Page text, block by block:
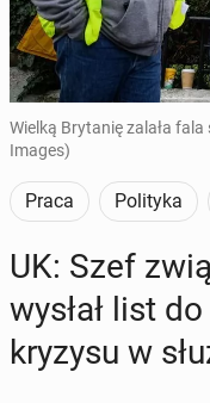
Wielką Brytanię zalała
Images)
Praca Polityka
UK: Szef
wysłał list
kryzysu w